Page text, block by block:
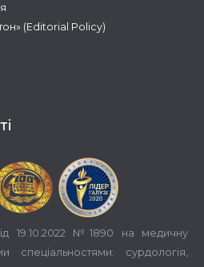
(Editorial Policy)
19.10.2022 №1890 на медичну
спеціальностями: сурдологія,